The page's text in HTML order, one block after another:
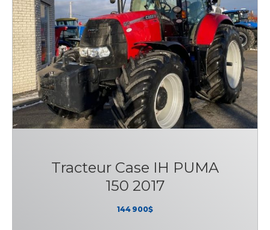
Tracteur Case IH PUMA
150 2017
144 900$